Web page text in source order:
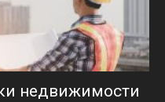
недвижимости